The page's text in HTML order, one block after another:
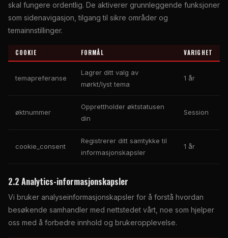
skal fungere ordentlig. De aktiverer grunnleggende funksjoner
som sidenavigasjon, tilgang til sikre områder og
temainnstillinger.
COOKIE FORMÅL VARIGHET
temapreferanse
Lagrer ditt valg av
mørkt/lyst tema
1 år
øktnummer
Opprettholder øktstatusen
din
Session
cookie_consent
Registrerer ditt samtykke til
informasjonskapsler
1 år
2.2 Analytics-informasjonskapsler
Vi bruker analyseinformasjonskapsler for å forstå hvordan
besøkende samhandler med nettstedet vårt, noe som hjelper
oss med å forbedre innhold og brukeropplevelse.